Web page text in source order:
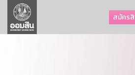
สมัครสิ
ลูกค้าธุรกิจ
ลูกค้าผู้ประกอบรายย่อย